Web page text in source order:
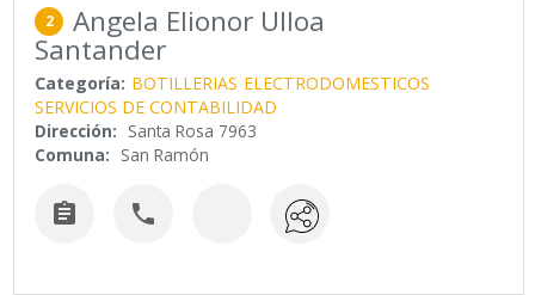
2 Angela Elionor Ulloa
Santander
Categoría: BOTILLERIAS ELECTRODOMESTICOS
SERVICIOS DE CONTABILIDAD
Dirección: Santa Rosa 7963
Comuna: San Ramón
 